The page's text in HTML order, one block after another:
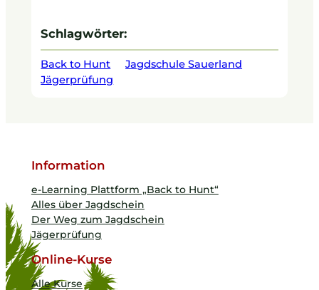
Schlagwörter:
Back to Hunt
Jagdschule Sauerland
Jägerprüfung
Information
e-Learning Plattform „Back to Hunt“
Alles über Jagdschein
Der Weg zum Jagdschein
Jägerprüfung
Online-Kurse
Alle Kurse